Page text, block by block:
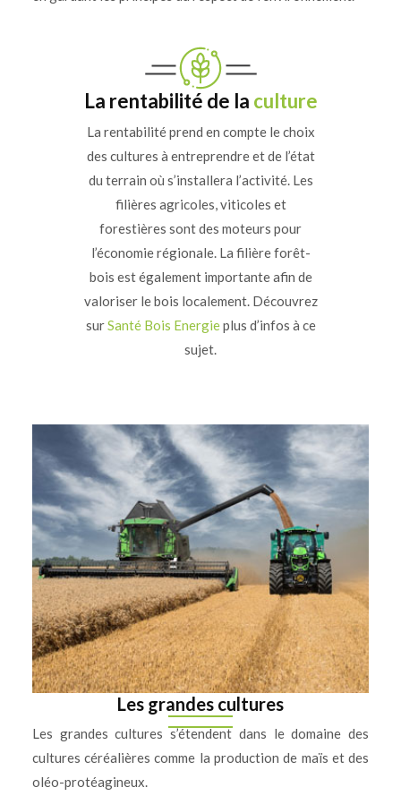
La rentabilité de la culture
La rentabilité prend en compte le choix
des cultures à entreprendre et de l’état
du terrain où s’installera l’activité. Les
filières agricoles, viticoles et
forestières sont des moteurs pour
l’économie régionale. La filière forêt-
bois est également importante afin de
valoriser le bois localement. Découvrez
surSanté Bois Energieplus d’infos à ce
sujet.
Les grandes cultures
Les grandes cultures s’étendent dans le domaine des
cultures céréalières comme la production de maïs et des
oléo-protéagineux.